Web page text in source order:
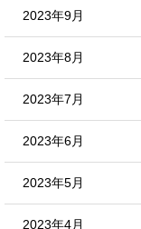
2023年9月
2023年8月
2023年7月
2023年6月
2023年5月
2023年4月